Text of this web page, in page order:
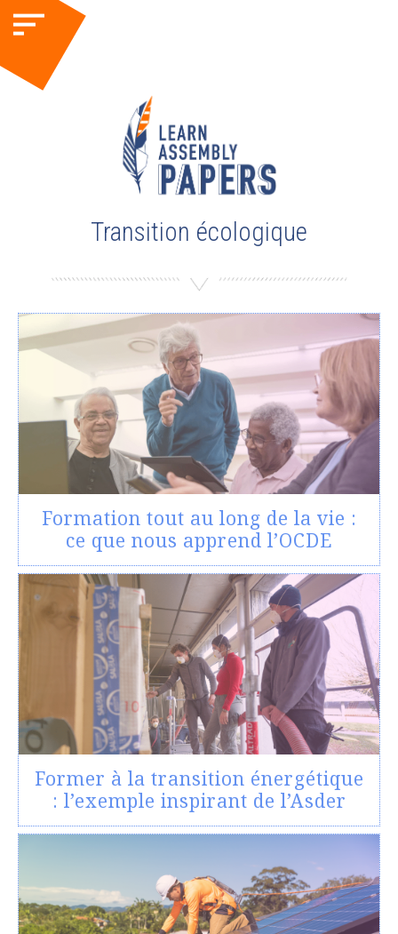
Transition écologique
Formation tout au long de la vie :
ce que nous apprend l’OCDE
Former à la transition énergétique
: l’exemple inspirant de l’Asder